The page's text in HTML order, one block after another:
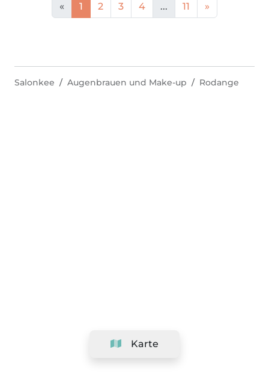
« 1 2 3 4 ... 11 »
Karte
Salonkee Augenbrauen und Make-up Rodange